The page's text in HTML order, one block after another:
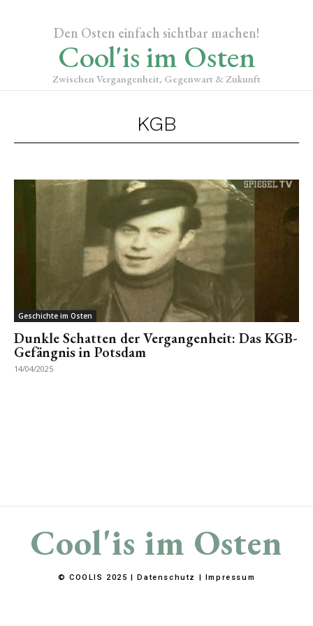
Den Osten einfach sichtbar machen!
Cool'is im Osten
Zwischen Vergangenheit, Gegenwart & Zukunft
KGB
Geschichte im Osten
Dunkle Schatten der Vergangenheit: Das KGB-
Gefängnis in Potsdam
14/04/2025
Cool'is im Osten
© COOLIS 2025 |Datenschutz | Impressum